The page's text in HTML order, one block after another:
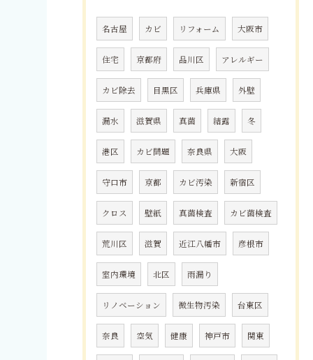
名古屋 カビ リフォーム 大阪市
住宅 京都府 品川区 アレルギー
カビ除去 目黒区 兵庫県 外壁
漏水 滋賀県 真菌 結露 冬
港区 カビ問題 奈良県 大阪
守口市 京都 カビ汚染 新宿区
クロス 壁紙 真菌検査 カビ菌検査
荒川区 滋賀 近江八幡市 彦根市
室内環境 北区 雨漏り
リノベーション 微生物汚染 台東区
奈良 空気 健康 神戸市 関東